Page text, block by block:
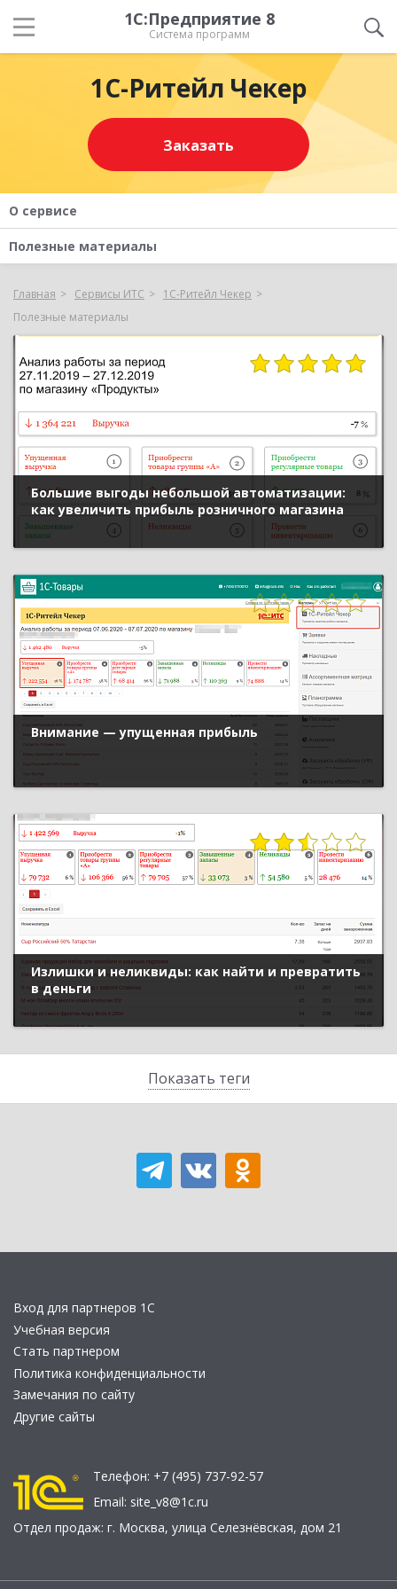
1С:Предприятие 8
Система программ
1C-Ритейл Чекер
Заказать
О сервисе
Полезные материалы
Главная Сервисы ИТС
1C-Ритейл Чекер
Полезные материалы
Показать теги
Большие выгоды небольшой автоматизации:
как увеличить прибыль розничного магазина
Внимание — упущенная прибыль
Излишки и неликвиды: как найти и превратить
в деньги
Вход для партнеров 1С
Учебная версия
Стать партнером
Политика конфиденциальности
Замечания по сайту
Другие сайты
Телефон: +7 (495) 737-92-57
Email: site_v8@1c.ru
Отдел продаж: г. Москва, улица Селезнёвская, дом 21